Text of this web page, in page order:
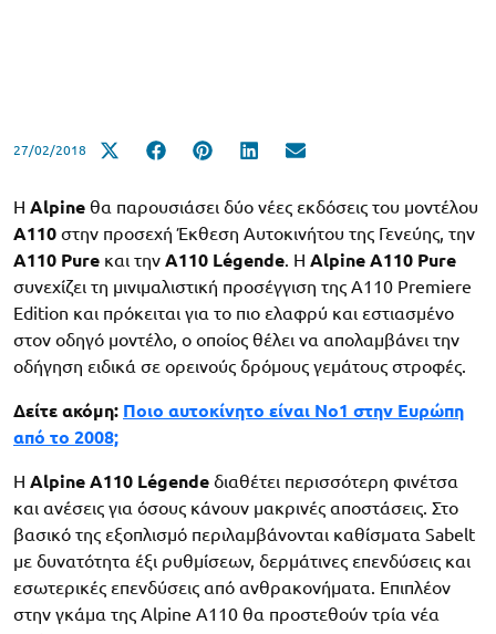
27/02/2018
Η Alpine θα παρουσιάσει δύο νέες εκδόσεις του μοντέλου
A110 στην προσεχή Έκθεση Αυτοκινήτου της Γενεύης, την
A110 Pure και την A110 Légende. Η Alpine A110 Pure
συνεχίζει τη μινιμαλιστική προσέγγιση της A110 Premiere
Edition και πρόκειται για το πιο ελαφρύ και εστιασμένο
στον οδηγό μοντέλο, ο οποίος θέλει να απολαμβάνει την
οδήγηση ειδικά σε ορεινούς δρόμους γεμάτους στροφές.
Δείτε ακόμη: Ποιο αυτοκίνητο είναι Νο1 στην Ευρώπη
από το 2008;
Η Alpine A110 Légende διαθέτει περισσότερη φινέτσα
και ανέσεις για όσους κάνουν μακρινές αποστάσεις. Στο
βασικό της εξοπλισμό περιλαμβάνονται καθίσματα Sabelt
με δυνατότητα έξι ρυθμίσεων, δερμάτινες επενδύσεις και
εσωτερικές επενδύσεις από ανθρακονήματα. Επιπλέον
στην γκάμα της Alpine A110 θα προστεθούν τρία νέα